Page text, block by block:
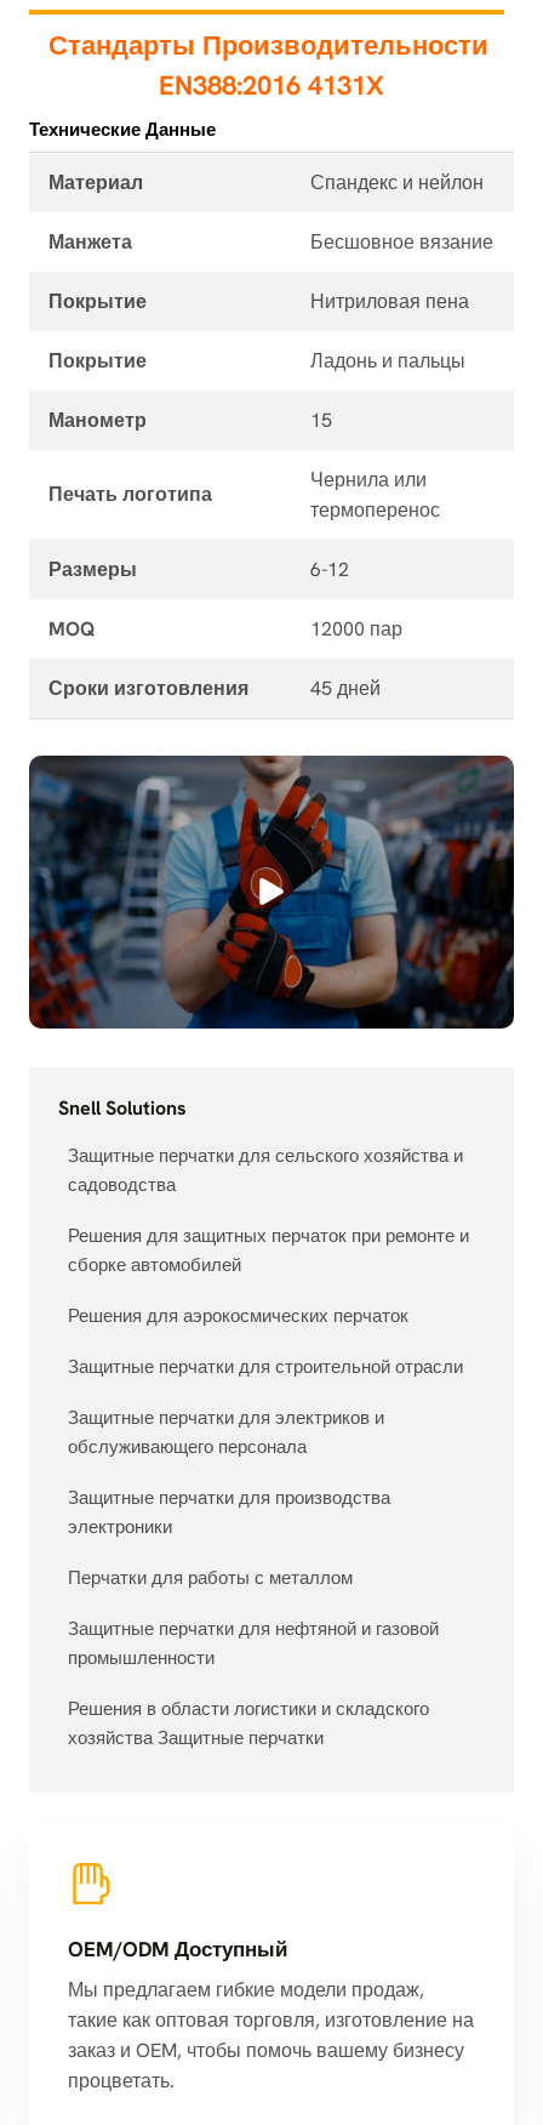
Стандарты Производительности
EN388:2016 4131X
Технические Данные
Материал Спандекс и нейлон
Манжета Бесшовное вязание
Покрытие Нитриловая пена
Покрытие Ладонь и пальцы
Манометр 15
Печать логотипа
Чернила или
термоперенос
Размеры 6-12
MOQ 12000 пар
Сроки изготовления 45 дней
Snell Solutions
Защитные перчатки для сельского хозяйства и
садоводства
Решения для защитных перчаток при ремонте и
сборке автомобилей
Решения для аэрокосмических перчаток
Защитные перчатки для строительной отрасли
Защитные перчатки для электриков и
обслуживающего персонала
Защитные перчатки для производства
электроники
Перчатки для работы с металлом
Защитные перчатки для нефтяной и газовой
промышленности
Решения в области логистики и складского
хозяйства Защитные перчатки
OEM/ODM Доступный
Мы предлагаем гибкие модели продаж,
такие как оптовая торговля, изготовление на
заказ и OEM, чтобы помочь вашему бизнесу
процветать.